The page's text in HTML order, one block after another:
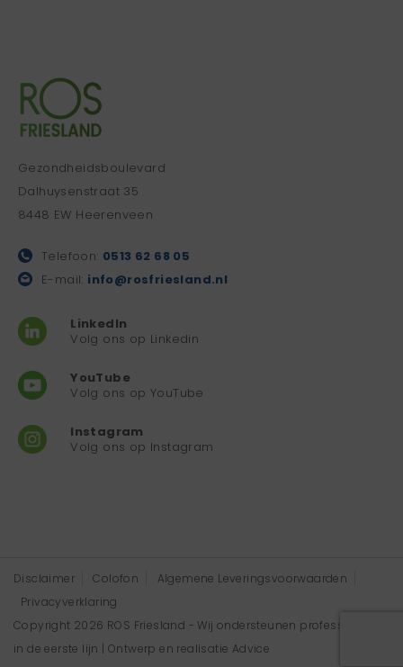
Gezondheidsboulevard
Dalhuysenstraat 35
8448 EW Heerenveen
Telefoon: 0513 62 68 05
E-mail: info@rosfriesland.nl
LinkedIn
Volg ons op Linkedin
YouTube
Volg ons op YouTube
Instagram
Volg ons op Instagram
Disclaimer Colofon
Algemene Leveringsvoorwaarden
Privacyverklaring
Copyright 2026 ROS Friesland - Wij ondersteunen professionals
in de eerste lijn | Ontwerp en realisatie Advice